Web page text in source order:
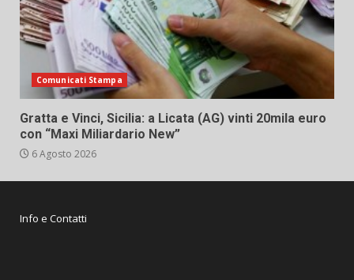
Comunicati Stampa
Gratta e Vinci, Sicilia: a Licata (AG) vinti 20mila euro
con “Maxi Miliardario New”
6 Agosto 2026
Info e Contatti